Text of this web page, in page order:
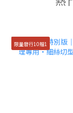
限量發行10贈1